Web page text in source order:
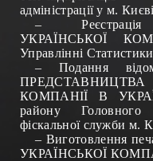
адміністрації у м.
–
УКРАЇНСЬКОЇ
Управлінні
– Подання
КОМПАНІЇ В
району Головного
фіскальної служби м.
– Виготовлення
УКРАЇНСЬКОЇ